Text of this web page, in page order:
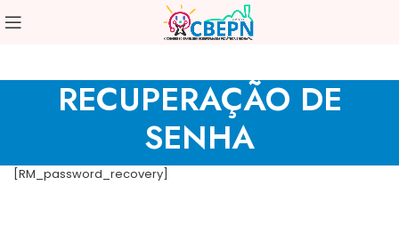
RECUPERAÇÃO DE
SENHA
[RM_password_recovery]